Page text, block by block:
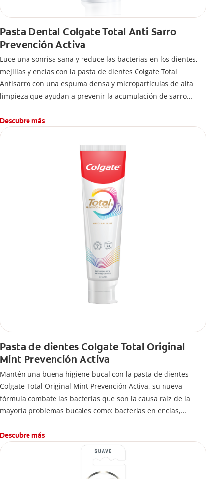
Pasta Dental Colgate Total Anti Sarro
Prevención Activa
Luce una sonrisa sana y reduce las bacterias en los dientes,
mejillas y encías con la pasta de dientes Colgate Total
Antisarro con una espuma densa y micropartículas de alta
limpieza que ayudan a prevenir la acumulación de sarro
Descubre más
Pasta de dientes Colgate Total Original
Mint Prevención Activa
Mantén una buena higiene bucal con la pasta de dientes
Colgate Total Original Mint Prevención Activa, su nueva
fórmula combate las bacterias que son la causa raíz de la
mayoría problemas bucales como: bacterias en encías,
caries.
Descubre más